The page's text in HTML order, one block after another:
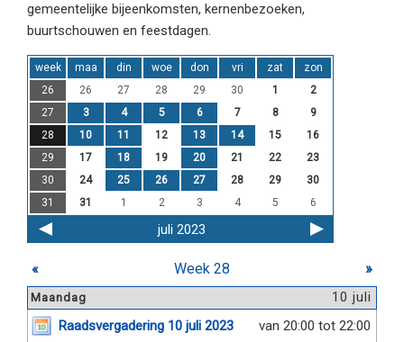
gemeentelijke bijeenkomsten, kernenbezoeken,
buurtschouwen en feestdagen.
week maa din woe don vri zat
zon
26
26 27 28 29 30 1
2
27
3 4 5 6 7 8
9
28
10 11 12 13 14 15
16
29
17 18 19 20 21 22
23
30
24 25 26 27 28 29
30
31
31 1 2 3 4 5 6
juli 2023
« Week 28 »
10 juli
Maandag
van 20:00 tot 22:00
Raadsvergadering 10 juli 2023